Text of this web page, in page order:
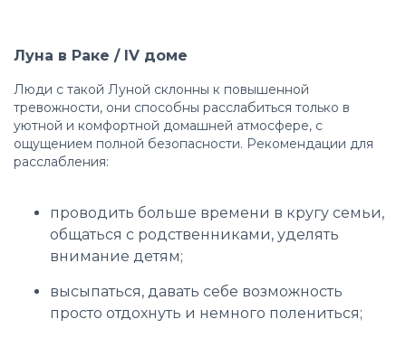
Луна в Раке / IV доме
Люди с такой Луной склонны к повышенной
тревожности, они способны расслабиться только в
уютной и комфортной домашней атмосфере, с
ощущением полной безопасности. Рекомендации для
расслабления:
проводить больше времени в кругу семьи,
общаться с родственниками, уделять
внимание детям;
высыпаться, давать себе возможность
просто отдохнуть и немного полениться;